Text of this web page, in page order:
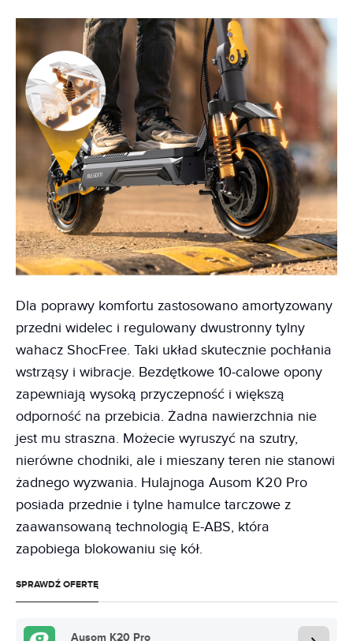
Dla poprawy komfortu zastosowano amortyzowany
przedni widelec i regulowany dwustronny tylny
wahacz ShocFree. Taki układ skutecznie pochłania
wstrząsy i wibracje. Bezdętkowe 10-calowe opony
zapewniają wysoką przyczepność i większą
odporność na przebicia. Żadna nawierzchnia nie
jest mu straszna. Możecie wyruszyć na szutry,
nierówne chodniki, ale i mieszany teren nie stanowi
żadnego wyzwania. Hulajnoga Ausom K20 Pro
posiada przednie i tylne hamulce tarczowe z
zaawansowaną technologią E-ABS, która
zapobiega blokowaniu się kół.
SPRAWDŹ OFERTĘ
Ausom K20 Pro